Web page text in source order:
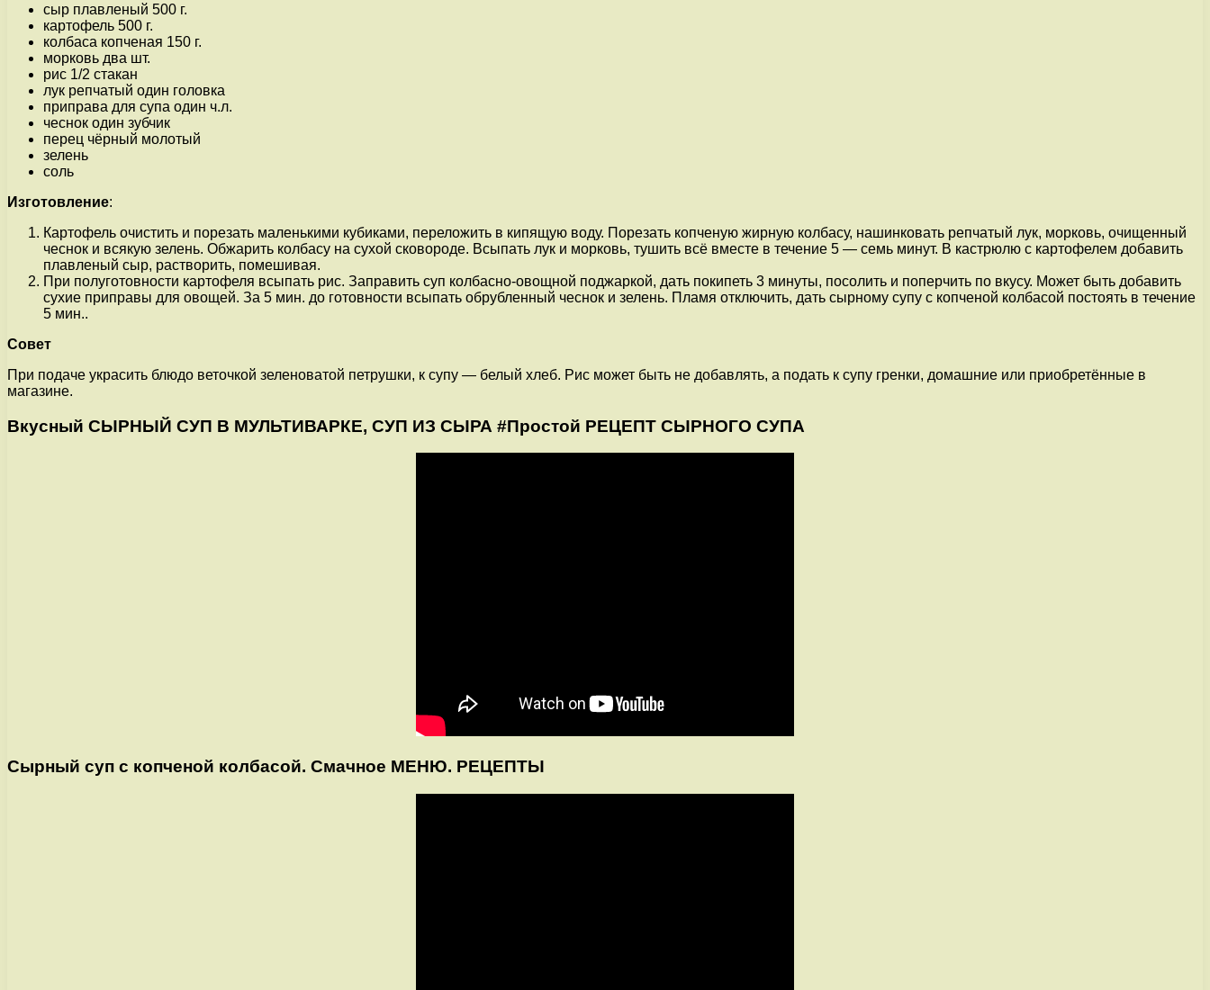
сыр плавленый 500 г.
картофель 500 г.
колбаса копченая 150 г.
морковь два шт.
рис 1/2 стакан
лук репчатый один головка
приправа для супа один ч.л.
чеснок один зубчик
перец чёрный молотый
зелень
соль
Изготовление:
Картофель очистить и порезать маленькими кубиками, переложить в кипящую воду. Порезать копченую жирную колбасу, нашинковать репчатый лук, морковь, очищенный
чеснок и всякую зелень. Обжарить колбасу на сухой сковороде. Всыпать лук и морковь, тушить всё вместе в течение 5 — семь минут. В кастрюлю с картофелем добавить
плавленый сыр, растворить, помешивая.
При полуготовности картофеля всыпать рис. Заправить суп колбасно-овощной поджаркой, дать покипеть 3 минуты, посолить и поперчить по вкусу. Может быть добавить
сухие приправы для овощей. За 5 мин. до готовности всыпать обрубленный чеснок и зелень. Пламя отключить, дать сырному супу с копченой колбасой постоять в течение
5 мин..
Совет
При подаче украсить блюдо веточкой зеленоватой петрушки, к супу — белый хлеб. Рис может быть не добавлять, а подать к супу гренки, домашние или приобретённые в
магазине.
Вкусный СЫРНЫЙ СУП В МУЛЬТИВАРКЕ, СУП ИЗ СЫРА #Простой РЕЦЕПТ СЫРНОГО СУПА
Сырный суп с копченой колбасой. Смачное МЕНЮ. РЕЦЕПТЫ